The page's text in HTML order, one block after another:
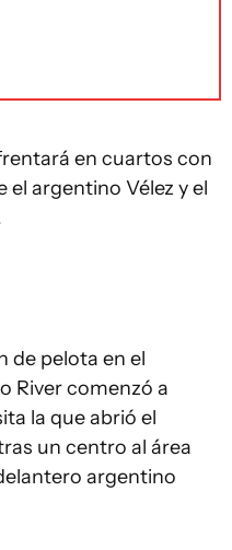
en cuartos con
el argentino Vélez y el
de pelota en el
River comenzó a
la que abrió el
un centro al área
argentino